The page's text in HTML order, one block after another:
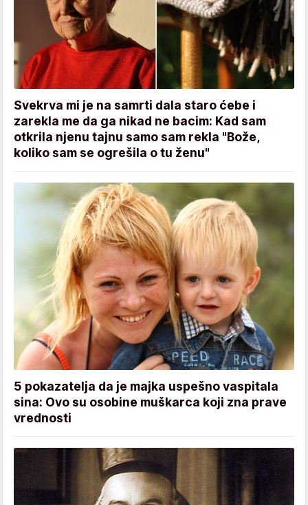
Svekrva mi je na samrti dala staro ćebe i
zarekla me da ga nikad ne bacim: Kad sam
otkrila njenu tajnu samo sam rekla "Bože,
koliko sam se ogrešila o tu ženu"
5 pokazatelja da je majka uspešno vaspitala
sina: Ovo su osobine muškarca koji zna prave
vrednosti